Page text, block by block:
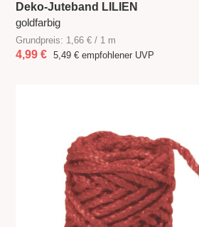
Deko-Juteband LILIEN
goldfarbig
Grundpreis: 1,66 € / 1 m
4,99 € 5,49 € empfohlener UVP